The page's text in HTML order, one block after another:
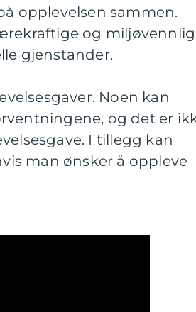
opplevelsen sammen.
og
gjenstander.
Noen kan
og det er
I tillegg kan
man ønsker å oppleve